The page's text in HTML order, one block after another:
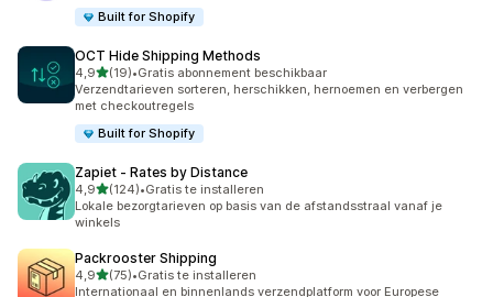
Built for Shopify
OCT Hide Shipping Methods
4,9van 5 sterren
(19)
19 recensies in totaal
•Gratis abonnement beschikbaar
Verzendtarieven sorteren, herschikken, hernoemen en verbergen
met checkoutregels
Built for Shopify
Zapiet ‑ Rates by Distance
4,9van 5 sterren
(124)
124 recensies in totaal
•Gratis te installeren
Lokale bezorgtarieven op basis van de afstandsstraal vanaf je
winkels
Packrooster Shipping
4,9van 5 sterren
(75)
75 recensies in totaal
•Gratis te installeren
Internationaal en binnenlands verzendplatform voor Europese